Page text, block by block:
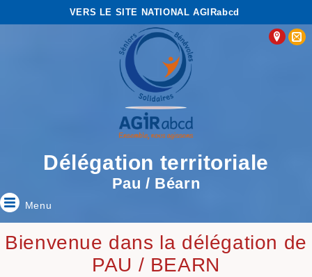
VERS LE SITE NATIONAL AGIRabcd
Délégation territoriale
Pau / Béarn
Menu
Bienvenue dans la délégation de
PAU / BEARN